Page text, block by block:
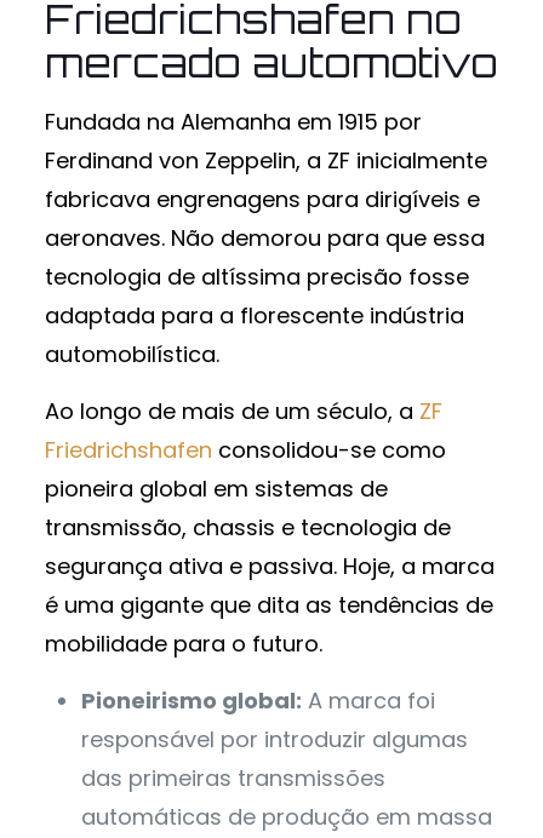
Friedrichshafen no
mercado automotivo
Fundada na Alemanha em 1915 por
Ferdinand von Zeppelin, a ZF inicialmente
fabricava engrenagens para dirigíveis e
aeronaves. Não demorou para que essa
tecnologia de altíssima precisão fosse
adaptada para a florescente indústria
automobilística.
Ao longo de mais de um século, a ZF
Friedrichshafen consolidou-se como
pioneira global em sistemas de
transmissão, chassis e tecnologia de
segurança ativa e passiva. Hoje, a marca
é uma gigante que dita as tendências de
mobilidade para o futuro.
Pioneirismo global: A marca foi
responsável por introduzir algumas
das primeiras transmissões
automáticas de produção em massa